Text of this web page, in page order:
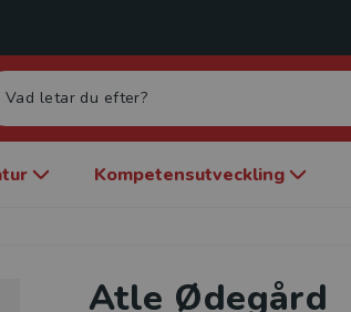
Kompetensutveckling
Atle Ødegård